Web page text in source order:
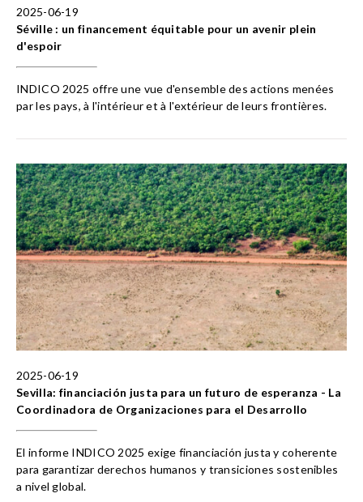
2025-06-19
Séville : un financement équitable pour un avenir plein
d'espoir
INDICO 2025 offre une vue d'ensemble des actions menées
par les pays, à l'intérieur et à l'extérieur de leurs frontières.
2025-06-19
Sevilla: financiación justa para un futuro de esperanza - La
Coordinadora de Organizaciones para el Desarrollo
El informe INDICO 2025 exige financiación justa y coherente
para garantizar derechos humanos y transiciones sostenibles
a nivel global.